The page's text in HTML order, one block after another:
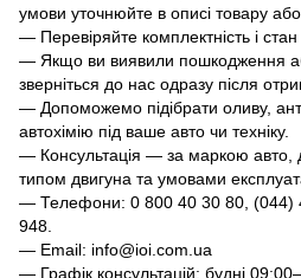
умови уточнюйте в описі товару
— Перевіряйте комплектність і
— Якщо ви виявили пошкодження
зверніться до нас одразу після
— Допоможемо підібрати оливу,
автохімію під ваше авто чи техніку.
— Консультація — за маркою авто,
типом двигуна та умовами
— Телефони: 0 800 40 30 80, (044)
948.
— Email: info@ioi.com.ua
— Графік консультацій: будні